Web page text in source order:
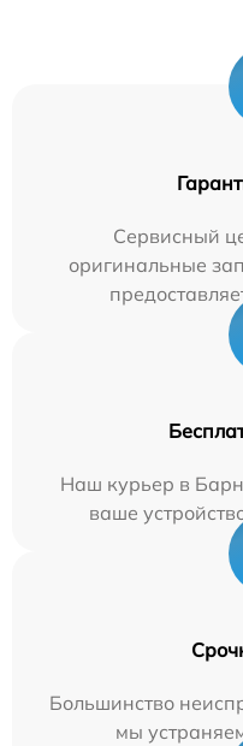
Сервисный
оригинальные
Наш курьер в
ваше
Большинство
мы